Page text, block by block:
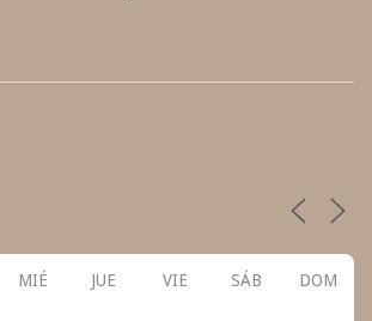
MIÉ JUE VIE SÁB DOM